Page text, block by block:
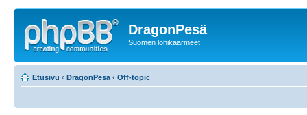
DragonPesä
Suomen lohikäärmeet
Etusivu ‹ DragonPesä ‹ Off-topic